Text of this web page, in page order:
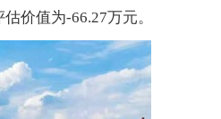
价值为-66.27万元。